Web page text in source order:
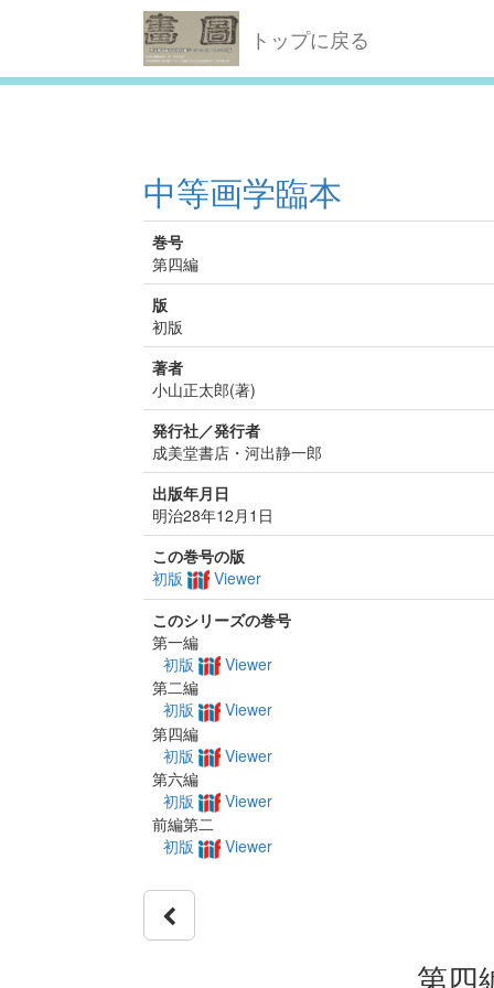
トップに戻る
中等画学臨本
巻号
第四編
版
初版
著者
小山正太郎(著)
発行社／発行者
成美堂書店・河出静一郎
出版年月日
明治28年12月1日
この巻号の版
初版
Viewer
このシリーズの巻号
第一編
初版
Viewer
第二編
初版
Viewer
第四編
初版
Viewer
第六編
初版
Viewer
前編第二
初版
Viewer
第